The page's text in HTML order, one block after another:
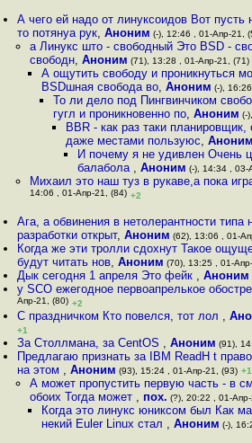
А чего ей надо от линуксоидов Вот
то потянуа рук,Аноним (-), 12:46 , 01-Апр-21,
а Линукс што - свободный Это BSD -
свободн, Аноним (71), 13:28 , 01-Апр-21, (71)
А ощутить свободу и проникнуться
BSDшная свобода во, Аноним (-),
То ли дело под Пингвинчиком
гугл и проникновенно по,Аноним (-
BBR - как раз таки
даже местами пользуюс, Аноним
И почему я не удивлен Очень
балабола , Аноним (-), 14:34 , 03-
Михаил это наш туз в рукаве,а пока
14:06 , 01-Апр-21, (84) +2
Ага, а обвинения в нетолерантности типа
разработки открыт,Аноним (62), 13:06 , 01-
Когда же эти тролли сдохнут Такое
будут читать нов,Аноним (70), 13:25 , 01-
Дык сегодня 1 апреля Это фейк ,Аноним
у SCO ежегодное первоапрелькое
Апр-21, (80) +2
С праздничком Кто повелся, тот лол ,
+1
За Столлмана, за CentOS ,Аноним (91),
Предлагаю признать за IBM ReadH t
на этом ,Аноним (93), 15:24 , 01-Апр-21, (93) +1
А может пропустить первую часть - в
обоих Тогда может , пох. (?), 20:22 , 01-
Когда это линукс юниксом был Как
некий Euler Linux стал , Аноним (-),